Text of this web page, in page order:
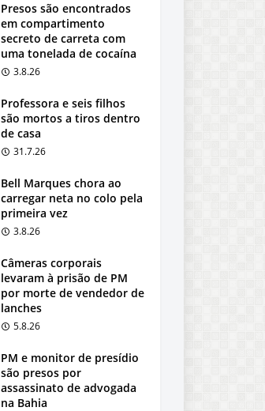
Presos são encontrados
em compartimento
secreto de carreta com
uma tonelada de cocaína
3.8.26
Professora e seis filhos
são mortos a tiros dentro
de casa
31.7.26
Bell Marques chora ao
carregar neta no colo pela
primeira vez
3.8.26
Câmeras corporais
levaram à prisão de PM
por morte de vendedor de
lanches
5.8.26
PM e monitor de presídio
são presos por
assassinato de advogada
na Bahia